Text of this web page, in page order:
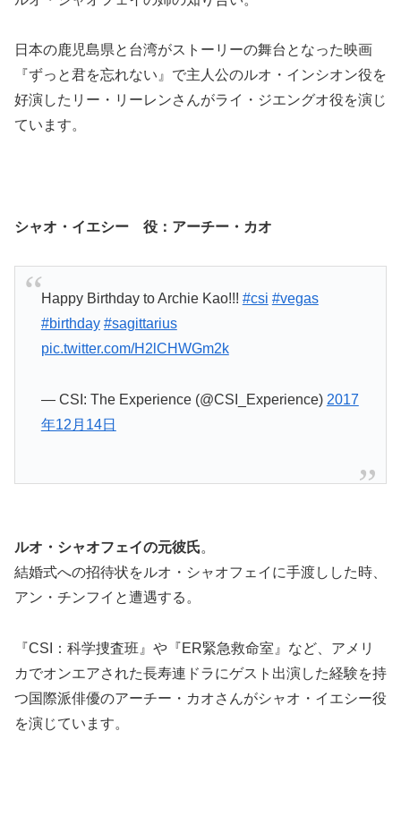
日本の鹿児島県と台湾がストーリーの舞台となった映画
『ずっと君を忘れない』で主人公のルオ・インシオン役を
好演したリー・リーレンさんがライ・ジエングオ役を演じ
ています。
シャオ・イエシー 役：アーチー・カオ
Happy Birthday to Archie Kao!!! #csi #vegas
#birthday #sagittarius
pic.twitter.com/H2lCHWGm2k
— CSI: The Experience (@CSI_Experience) 2017
年12月14日
ルオ・シャオフェイの元彼氏。
結婚式への招待状をルオ・シャオフェイに手渡しした時、
アン・チンフイと遭遇する。
『CSI：科学捜査班』や『ER緊急救命室』など、アメリ
カでオンエアされた長寿連ドラにゲスト出演した経験を持
つ国際派俳優のアーチー・カオさんがシャオ・イエシー役
を演じています。